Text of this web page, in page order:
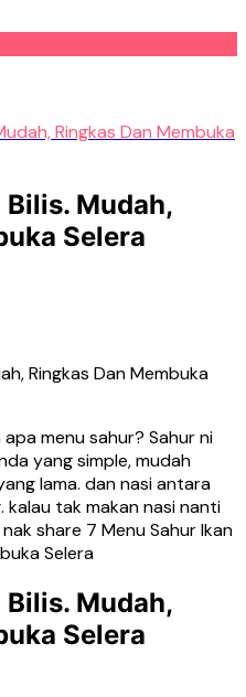
Ringkas Dan Membuka
Bilis. Mudah,
Selera
menu sahur? Sahur ni
yang simple, mudah
lama. dan nasi antara
kalau tak makan nasi nanti
share 7 Menu Sahur Ikan
Selera
Bilis. Mudah,
Selera